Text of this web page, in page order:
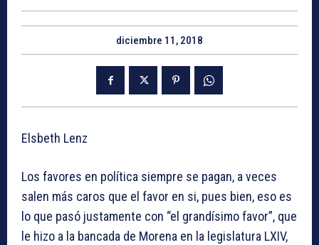
diciembre 11, 2018
Elsbeth Lenz
Los favores en política siempre se pagan, a veces
salen más caros que el favor en si, pues bien, eso es
lo que pasó justamente con “el grandísimo favor”, que
le hizo a la bancada de Morena en la legislatura LXIV,